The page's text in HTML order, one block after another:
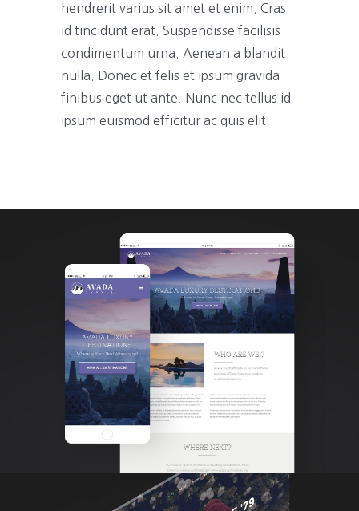
hendrerit varius sit amet et enim. Cras
id tincidunt erat. Suspendisse facilisis
condimentum urna. Aenean a blandit
nulla. Donec et felis et ipsum gravida
finibus eget ut ante. Nunc nec tellus id
ipsum euismod efficitur ac quis elit.